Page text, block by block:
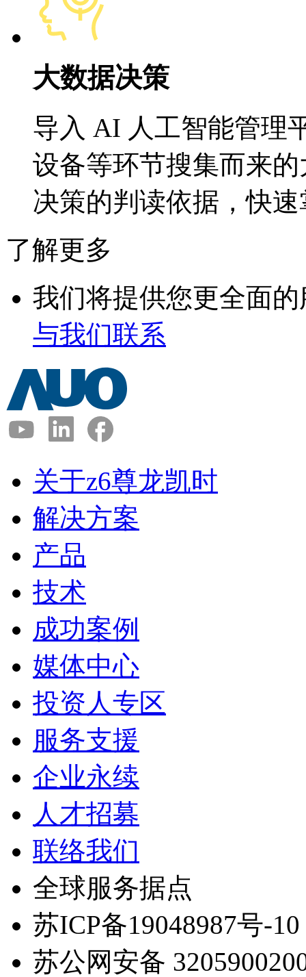
大数据决策
导入 AI 人工智能管理
设备等环节搜集而来
决策的判读依据，快
了解更多
我们将提供您更全面的
与我们联系
关于z6尊龙凯时
解决方案
产品
技术
成功案例
媒体中心
投资人专区
服务支援
企业永续
人才招募
联络我们
全球服务据点
苏ICP备19048987号-10
苏公网安备